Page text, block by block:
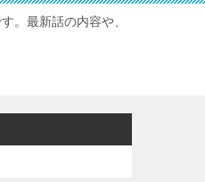
。最新話の内容や、